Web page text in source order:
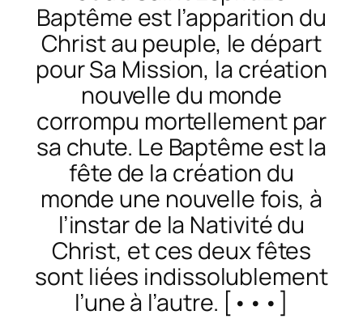
Baptême est l’apparition du
Christ au peuple, le départ
pour Sa Mission, la création
nouvelle du monde
corrompu mortellement par
sa chute. Le Baptême est la
fête de la création du
monde une nouvelle fois, à
l’instar de la Nativité du
Christ, et ces deux fêtes
sont liées indissolublement
l’une à l’autre. [•••]